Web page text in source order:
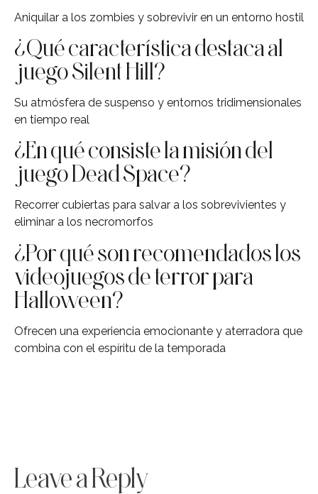
Aniquilar a los zombies y sobrevivir en un entorno hostil
¿Qué característica destaca al
juego Silent Hill?
Su atmósfera de suspenso y entornos tridimensionales
en tiempo real
¿En qué consiste la misión del
juego Dead Space?
Recorrer cubiertas para salvar a los sobrevivientes y
eliminar a los necromorfos
¿Por qué son recomendados los
videojuegos de terror para
Halloween?
Ofrecen una experiencia emocionante y aterradora que
combina con el espíritu de la temporada
Leave a Reply